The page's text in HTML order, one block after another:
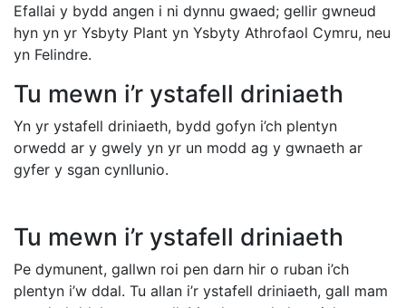
Efallai y bydd angen i ni dynnu gwaed; gellir gwneud
hyn yn yr Ysbyty Plant yn Ysbyty Athrofaol Cymru, neu
yn Felindre.
Tu mewn i’r ystafell driniaeth
Yn yr ystafell driniaeth, bydd gofyn i’ch plentyn
orwedd ar y gwely yn yr un modd ag y gwnaeth ar
gyfer y sgan cynllunio.
Tu mewn i’r ystafell driniaeth
Pe dymunent, gallwn roi pen darn hir o ruban i’ch
plentyn i’w ddal. Tu allan i’r ystafell driniaeth, gall mam